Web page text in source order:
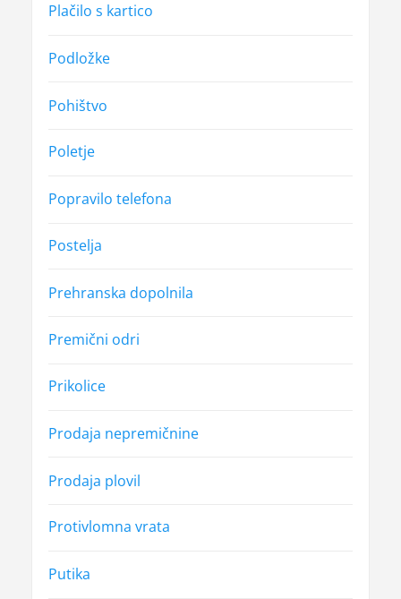
Plačilo s kartico
Podložke
Pohištvo
Poletje
Popravilo telefona
Postelja
Prehranska dopolnila
Premični odri
Prikolice
Prodaja nepremičnine
Prodaja plovil
Protivlomna vrata
Putika